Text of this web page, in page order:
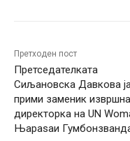
Претходен пост
Претседателката
Сиљановска Давкова
прими заменик
директорка на UN
Њараѕаи